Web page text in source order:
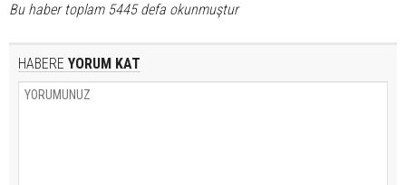
Bu haber toplam 5445 defa okunmuştur
HABERE YORUM KAT